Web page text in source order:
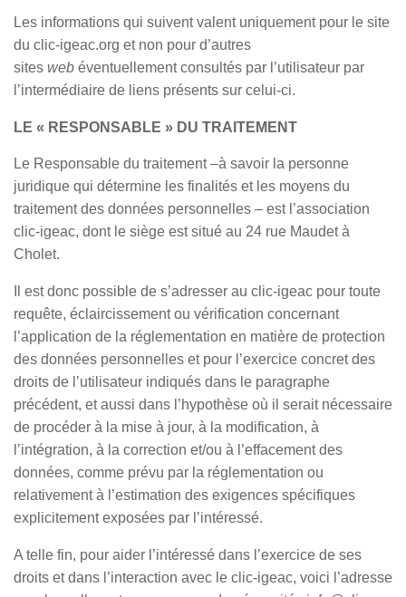
Les informations qui suivent valent uniquement pour le site
du clic-igeac.org et non pour d’autres
sites web éventuellement consultés par l’utilisateur par
l’intermédiaire de liens présents sur celui-ci.
LE « RESPONSABLE » DU TRAITEMENT
Le Responsable du traitement –à savoir la personne
juridique qui détermine les finalités et les moyens du
traitement des données personnelles – est l’association
clic-igeac, dont le siège est situé au 24 rue Maudet à
Cholet.
Il est donc possible de s’adresser au clic-igeac pour toute
requête, éclaircissement ou vérification concernant
l’application de la réglementation en matière de protection
des données personnelles et pour l’exercice concret des
droits de l’utilisateur indiqués dans le paragraphe
précédent, et aussi dans l’hypothèse où il serait nécessaire
de procéder à la mise à jour, à la modification, à
l’intégration, à la correction et/ou à l’effacement des
données, comme prévu par la réglementation ou
relativement à l’estimation des exigences spécifiques
explicitement exposées par l’intéressé.
A telle fin, pour aider l’intéressé dans l’exercice de ses
droits et dans l’interaction avec le clic-igeac, voici l’adresse